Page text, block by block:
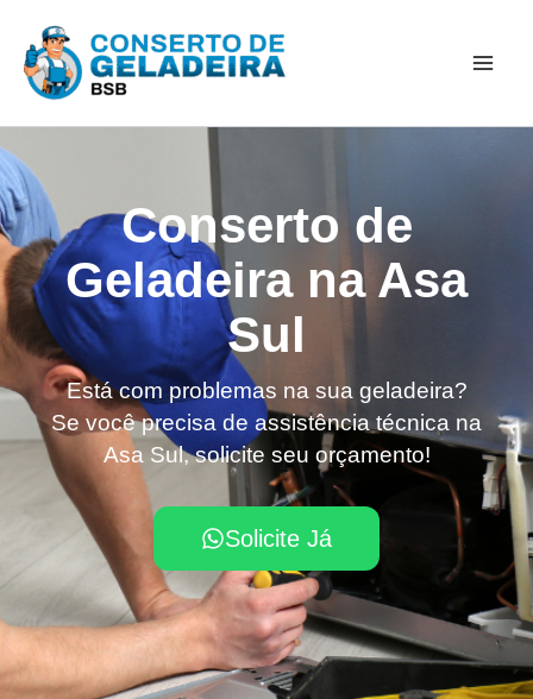
para
Conserto de
Geladeira na Asa
Sul
Está com problemas na sua geladeira?
Se você precisa de assistência técnica na
Asa Sul, solicite seu orçamento!
Solicite Já